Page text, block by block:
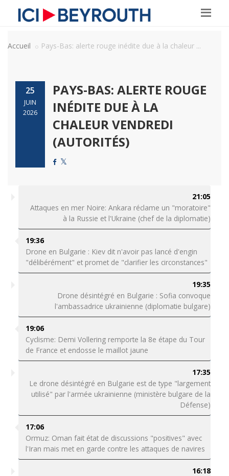
Accueil Pays-Bas: alerte rouge inédite due à la chaleur ...
25
JUIN
2026
PAYS-BAS: ALERTE ROUGE
INÉDITE DUE À LA
CHALEUR VENDREDI
(AUTORITÉS)
21:05
Attaques en mer Noire: Ankara réclame un "moratoire"
à la Russie et l'Ukraine (chef de la diplomatie)
19:36
Drone en Bulgarie : Kiev dit n'avoir pas lancé d'engin
"délibérément" et promet de "clarifier les circonstances"
19:35
Drone désintégré en Bulgarie : Sofia convoque
l'ambassadrice ukrainienne (diplomatie bulgare)
19:06
Cyclisme: Demi Vollering remporte la 8e étape du Tour
de France et endosse le maillot jaune
17:35
Le drone désintégré en Bulgarie est de type "largement
utilisé" par l'armée ukrainienne (ministère bulgare de la
Défense)
17:06
Ormuz: Oman fait état de discussions "positives" avec
l'Iran mais met en garde contre les attaques de navires
16:18